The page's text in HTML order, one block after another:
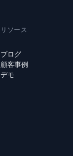
リソース
ブログ
顧客事例
デモ